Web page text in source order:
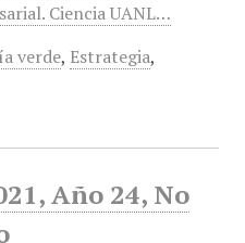
Ciencia UANL…
verde, Estrategia,
Año 24, No